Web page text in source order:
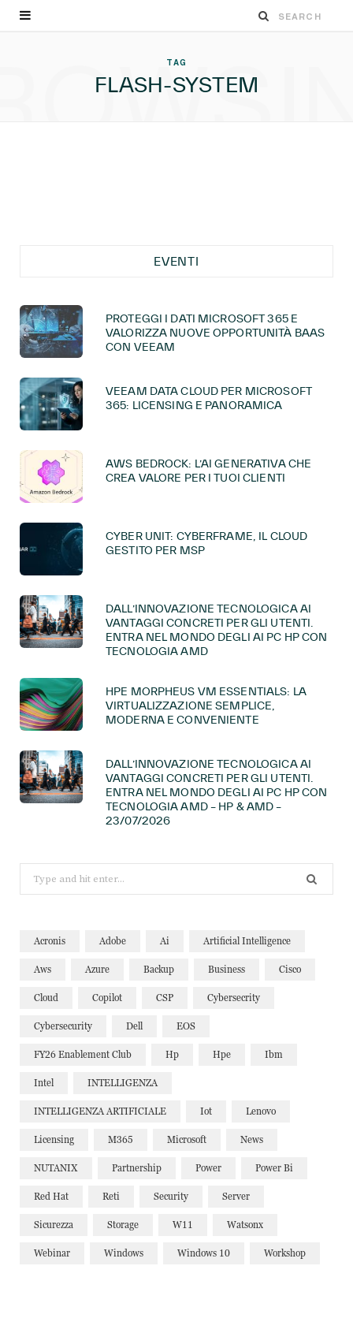
TAG
FLASH-SYSTEM
EVENTI
PROTEGGI I DATI MICROSOFT 365 E
VALORIZZA NUOVE OPPORTUNITÀ BAAS
CON VEEAM
VEEAM DATA CLOUD PER MICROSOFT
365: LICENSING E PANORAMICA
AWS BEDROCK: L’AI GENERATIVA CHE
CREA VALORE PER I TUOI CLIENTI
CYBER UNIT: CYBERFRAME, IL CLOUD
GESTITO PER MSP
DALL’INNOVAZIONE TECNOLOGICA AI
VANTAGGI CONCRETI PER GLI UTENTI.
ENTRA NEL MONDO DEGLI AI PC HP CON
TECNOLOGIA AMD
HPE MORPHEUS VM ESSENTIALS: LA
VIRTUALIZZAZIONE SEMPLICE,
MODERNA E CONVENIENTE
DALL’INNOVAZIONE TECNOLOGICA AI
VANTAGGI CONCRETI PER GLI UTENTI.
ENTRA NEL MONDO DEGLI AI PC HP CON
TECNOLOGIA AMD – HP & AMD –
23/07/2026
for:
Acronis Adobe Ai Artificial Intelligence
Aws Azure Backup Business Cisco
Cloud Copilot CSP Cybersecrity
Cybersecurity Dell EOS
FY26 Enablement Club Hp Hpe Ibm
Intel INTELLIGENZA
INTELLIGENZA ARTIFICIALE Iot Lenovo
Licensing M365 Microsoft News
NUTANIX Partnership Power Power Bi
Red Hat Reti Security Server
Sicurezza Storage W11 Watsonx
Webinar Windows Windows 10 Workshop